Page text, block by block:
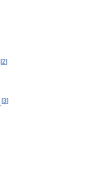
[2]
[3]